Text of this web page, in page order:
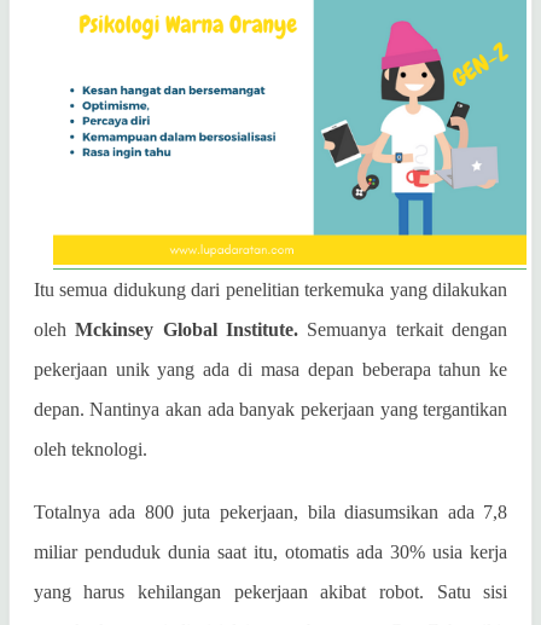
Itu semua didukung dari penelitian terkemuka yang dilakukan
olehMckinsey Global Institute. Semuanya terkait dengan
pekerjaan unik yang ada di masa depan beberapa tahun ke
depan. Nantinya akan ada banyak pekerjaan yang tergantikan
oleh teknologi.
Totalnya ada 800 juta pekerjaan, bila diasumsikan ada 7,8
miliar penduduk dunia saat itu, otomatis ada 30% usia kerja
yang harus kehilangan pekerjaan akibat robot. Satu sisi